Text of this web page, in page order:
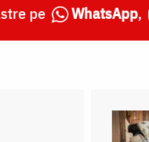
pe WhatsApp,